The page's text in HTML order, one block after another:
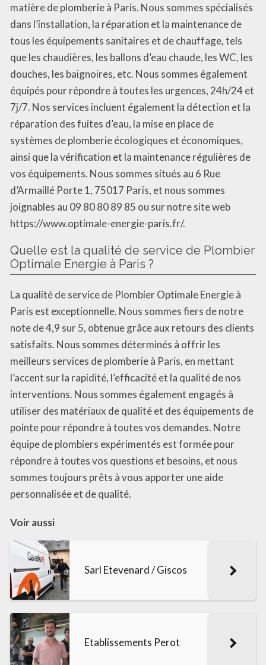
matière de plomberie à Paris. Nous sommes spécialisés
dans l’installation, la réparation et la maintenance de
tous les équipements sanitaires et de chauffage, tels
que les chaudières, les ballons d’eau chaude, les WC, les
douches, les baignoires, etc. Nous sommes également
équipés pour répondre à toutes les urgences, 24h/24 et
7j/7. Nos services incluent également la détection et la
réparation des fuites d’eau, la mise en place de
systèmes de plomberie écologiques et économiques,
ainsi que la vérification et la maintenance régulières de
vos équipements. Nous sommes situés au 6 Rue
d’Armaillé Porte 1, 75017 Paris, et nous sommes
joignables au 09 80 80 89 85 ou sur notre site web
https://www.optimale-energie-paris.fr/.
Quelle est la qualité de service de Plombier
Optimale Energie à Paris ?
La qualité de service de Plombier Optimale Energie à
Paris est exceptionnelle. Nous sommes fiers de notre
note de 4,9 sur 5, obtenue grâce aux retours des clients
satisfaits. Nous sommes déterminés à offrir les
meilleurs services de plomberie à Paris, en mettant
l’accent sur la rapidité, l’efficacité et la qualité de nos
interventions. Nous sommes également engagés à
utiliser des matériaux de qualité et des équipements de
pointe pour répondre à toutes vos demandes. Notre
équipe de plombiers expérimentés est formée pour
répondre à toutes vos questions et besoins, et nous
sommes toujours prêts à vous apporter une aide
personnalisée et de qualité.
Voir aussi
Sarl Etevenard / Giscos
Etablissements Perot